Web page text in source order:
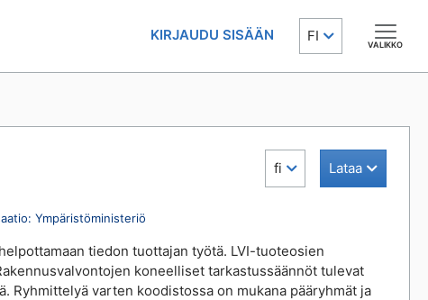
KIRJAUDU SISÄÄN FI
VALIKKO
Lataa
fi
: Ympäristöministeriö
tiedon tuottajan työtä. LVI-tuoteosien
koneelliset tarkastussäännöt tulevat
Ryhmittelyä varten koodistossa on mukana pääryhmät ja